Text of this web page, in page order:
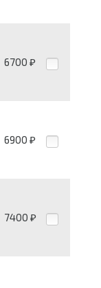
6700 ₽
6900 ₽
7400 ₽